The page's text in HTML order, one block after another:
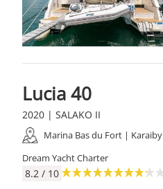
Lucia 40
2020 | SALAKO II
Marina Bas du Fort | Karaiby
Dream Yacht Charter
8.2 / 10